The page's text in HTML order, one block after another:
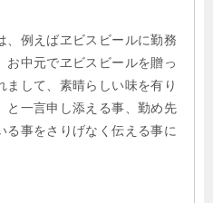
、例えばヱビスビールに勤務
お中元でヱビスビールを贈っ
まして、素晴らしい味を有り
と一言申し添える事、勤め先
る事をさりげなく伝える事に